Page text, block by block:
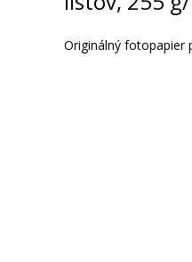
Originálný fotopapier